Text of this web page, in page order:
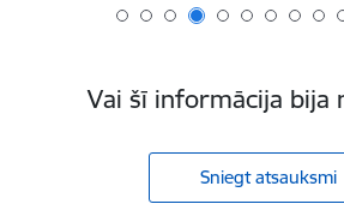
Vai šī informācija bija
Sniegt atsauksmi